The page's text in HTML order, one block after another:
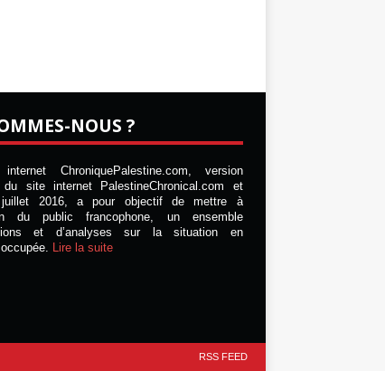
NOUS ?
ChroniquePalestine.com, version
du site internet PalestineChronical.com et
2016, a pour objectif de mettre à
du public francophone, un ensemble
et d’analyses sur la situation en
Lire la suite
RSS FEED